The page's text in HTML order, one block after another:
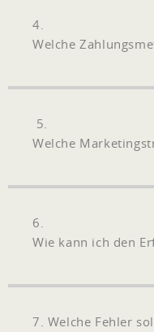
4.
Welche
5.
Welche
6.
Wie kann ich den
7. Welche Fehler